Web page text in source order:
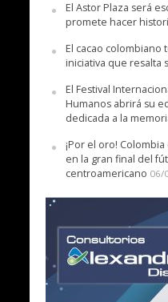
El Astor Plaza será
promete hacer
El cacao colombiano
iniciativa que resalta
El Festival
Humanos abrirá su
dedicada a la
¡Por el oro!
en la gran final del
centroamericano 06/